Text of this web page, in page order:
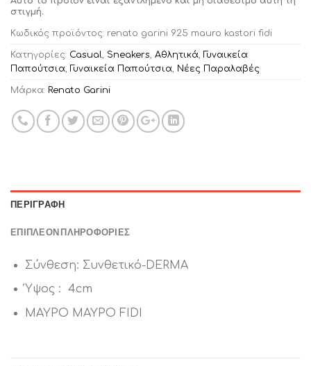
στιγμή.
Κωδικός προϊόντος: renato garini 925 mauro kastori fidi
Κατηγορίες: Casual, Sneakers, Αθλητικά, Γυναικεία
Παπούτσια, Γυναικεία Παπούτσια, Νέες Παραλαβές
Μάρκα: Renato Garini
ΠΕΡΙΓΡΑΦΉ
ΕΠΙΠΛΈΟΝ ΠΛΗΡΟΦΟΡΊΕΣ
Σύνθεση: Συνθετικό-DERMA
Ύψος : 4cm
ΜΑΥΡΟ ΜΑΥΡΟ FIDI